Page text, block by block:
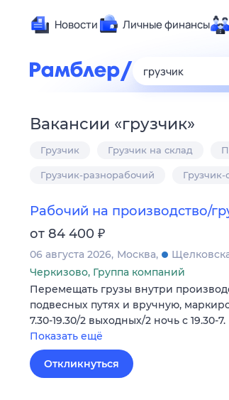
Новости Личные финансы
Вакансии «грузчик»
Грузчик Грузчик на склад
Грузчик-разнорабочий
Рабочий на производство/
от 84 400 ₽
06 августа 2026 Москва
Черкизово, Группа компаний
Перемещать грузы внутри
подвесных путях и вручную,
7.30-19.30/2 выходных/2 ночь с 19.30-7.
Показать ещё
Откликнуться